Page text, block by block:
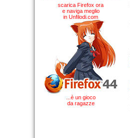
scarica Firefox ora
e naviga meglio
in Unfilodi.com
...è un gioco
da ragazze